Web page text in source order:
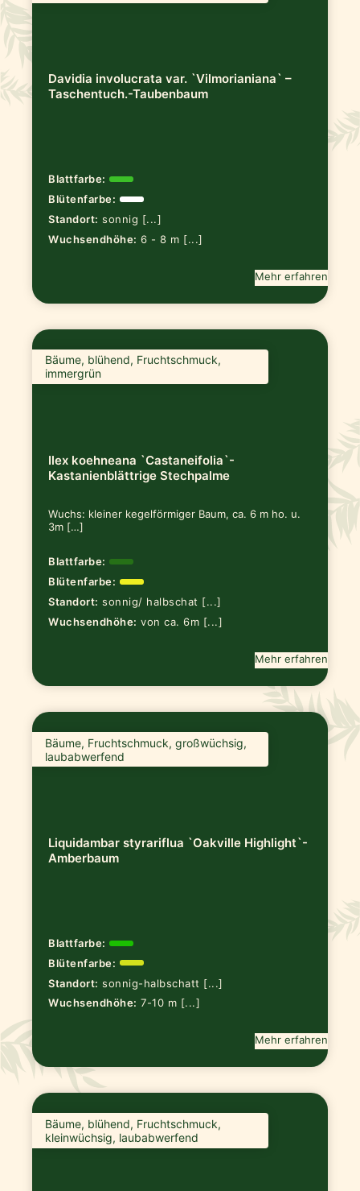
Davidia involucrata var. `Vilmorianiana` –
Taschentuch.-Taubenbaum
Blattfarbe:
Blütenfarbe:
Standort: sonnig [...]
Wuchsendhöhe: 6 - 8 m [...]
Mehr erfahren
Bäume, blühend, Fruchtschmuck,
immergrün
Ilex koehneana `Castaneifolia`-
Kastanienblättrige Stechpalme
Wuchs: kleiner kegelförmiger Baum, ca. 6 m ho. u.
3m […]
Blattfarbe:
Blütenfarbe:
Standort: sonnig/ halbschat [...]
Wuchsendhöhe: von ca. 6m [...]
Mehr erfahren
Bäume, Fruchtschmuck, großwüchsig,
laubabwerfend
Liquidambar styrariflua `Oakville Highlight`-
Amberbaum
Blattfarbe:
Blütenfarbe:
Standort: sonnig-halbschatt [...]
Wuchsendhöhe: 7-10 m [...]
Mehr erfahren
Bäume, blühend, Fruchtschmuck,
kleinwüchsig, laubabwerfend